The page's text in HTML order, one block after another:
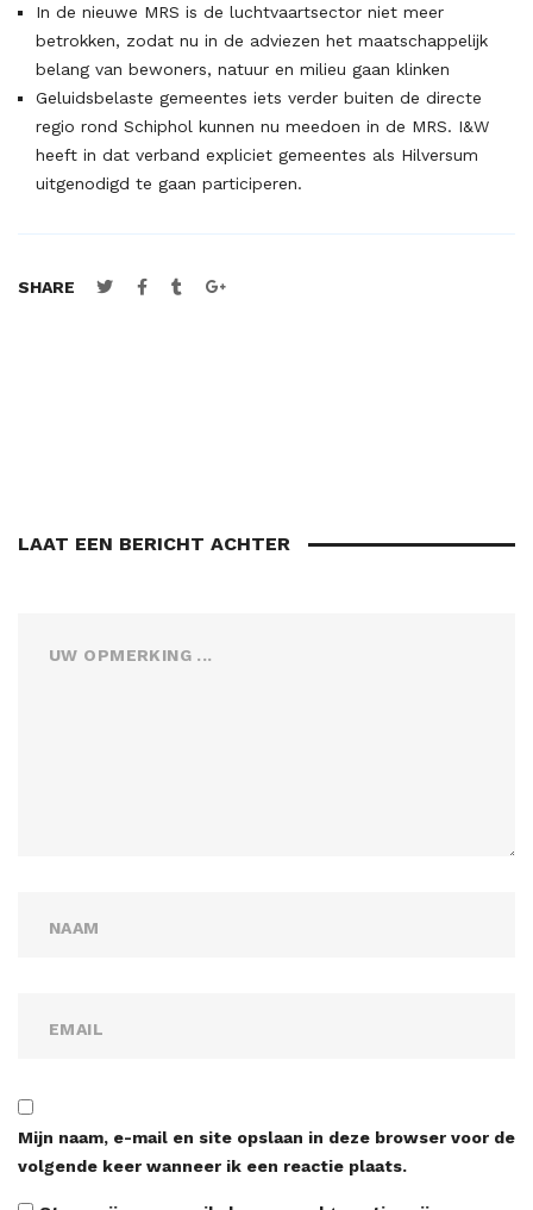
In de nieuwe MRS is de luchtvaartsector niet meer
betrokken, zodat nu in de adviezen het maatschappelijk
belang van bewoners, natuur en milieu gaan klinken
Geluidsbelaste gemeentes iets verder buiten de directe
regio rond Schiphol kunnen nu meedoen in de MRS. I&W
heeft in dat verband expliciet gemeentes als Hilversum
uitgenodigd te gaan participeren.
SHARE
LAAT EEN BERICHT ACHTER
Mijn naam, e-mail en site opslaan in deze browser voor de
volgende keer wanneer ik een reactie plaats.